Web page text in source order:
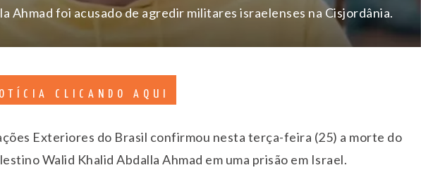
Ahmad foi acusado de agredir militares israelenses na Cisjordânia.
CLICANDO AQUI
Exteriores do Brasil confirmou nesta terça-feira (25) a morte do
Walid Khalid Abdalla Ahmad em uma prisão em Israel.